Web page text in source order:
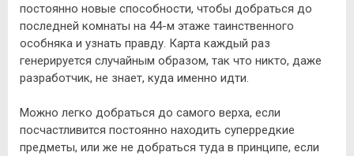
постоянно новые способности, чтобы добраться до
последней комнаты на 44-м этаже таинственного
особняка и узнать правду. Карта каждый раз
генерируется случайным образом, так что никто, даже
разработчик, не знает, куда именно идти.
Можно легко добраться до самого верха, если
посчастливится постоянно находить суперредкие
предметы, или же не добраться туда в принципе, если